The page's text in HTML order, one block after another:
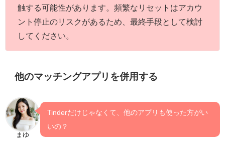
触する可能性があります。頻繁なリセットはアカウ
ント停止のリスクがあるため、最終手段として検討
してください。
他のマッチングアプリを併用する
まゆ
Tinderだけじゃなくて、他のアプリも使った方がい
いの？